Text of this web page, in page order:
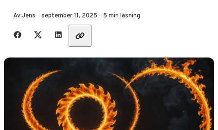
Av:Jens Publicerad
september 11, 2025 5 min läsning
Dela med vänner